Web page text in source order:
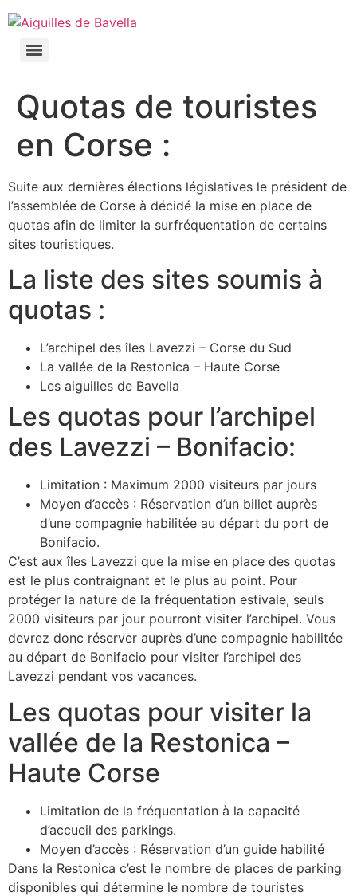
Quotas de touristes
en Corse :
Suite aux dernières élections législatives le président de
l’assemblée de Corse à décidé la mise en place de
quotas afin de limiter la surfréquentation de certains
sites touristiques.
La liste des sites soumis à
quotas :
L’archipel des îles Lavezzi – Corse du Sud
La vallée de la Restonica – Haute Corse
Les aiguilles de Bavella
Les quotas pour l’archipel
des Lavezzi – Bonifacio:
Limitation : Maximum 2000 visiteurs par jours
Moyen d’accès : Réservation d’un billet auprès
d’une compagnie habilitée au départ du port de
Bonifacio.
C’est aux îles Lavezzi que la mise en place des quotas
est le plus contraignant et le plus au point. Pour
protéger la nature de la fréquentation estivale, seuls
2000 visiteurs par jour pourront visiter l’archipel. Vous
devrez donc réserver auprès d’une compagnie habilitée
au départ de Bonifacio pour visiter l’archipel des
Lavezzi pendant vos vacances.
Les quotas pour visiter la
vallée de la Restonica –
Haute Corse
Limitation de la fréquentation à la capacité
d’accueil des parkings.
Moyen d’accès : Réservation d’un guide habilité
Dans la Restonica c’est le nombre de places de parking
disponibles qui détermine le nombre de touristes